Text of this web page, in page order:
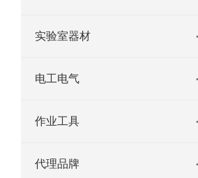
实验室器材
电工电气
作业工具
代理品牌